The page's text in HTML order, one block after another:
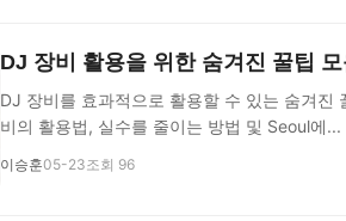
DJ 장비 활용을 위한 숨겨진 꿀팁
DJ 장비를 효과적으로 활용할 수 있는 숨겨진
비의 활용법, 실수를 줄이는 방법 및 Seoul에...
이승훈05-23조회 96